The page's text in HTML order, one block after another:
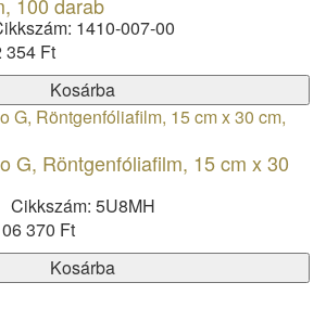
1410-007-00
354 Ft
Kosárba
G, Röntgenfóliafilm, 15 cm x 30
Cikkszám: 5U8MH
370 Ft
Kosárba